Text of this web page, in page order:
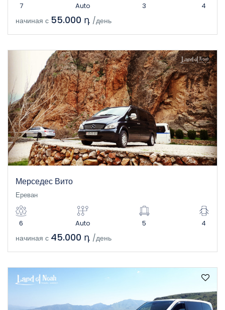
7 Auto 3 4
начиная с 55.000 դ /день
Мерседес Вито
Ереван
6 Auto 5 4
начиная с 45.000 դ /день